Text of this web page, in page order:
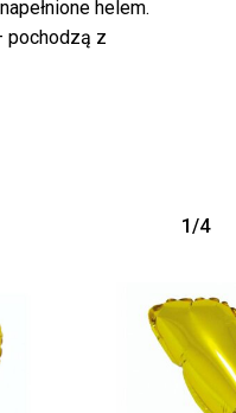
helem.
pochodzą z
1/4